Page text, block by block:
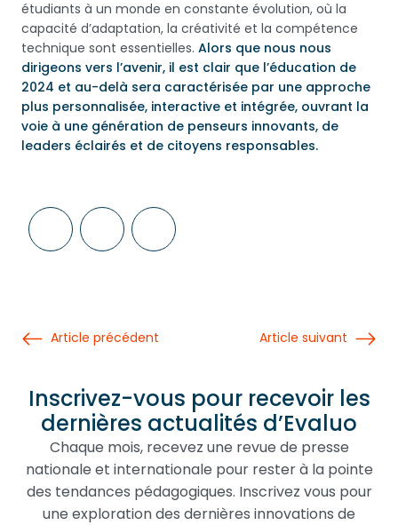
étudiants à un monde en constante évolution, où la
capacité d’adaptation, la créativité et la compétence
technique sont essentielles. Alors que nous nous
dirigeons vers l’avenir, il est clair que l’éducation de
2024 et au-delà sera caractérisée par une approche
plus personnalisée, interactive et intégrée, ouvrant la
voie à une génération de penseurs innovants, de
leaders éclairés et de citoyens responsables.
Article précédent Article suivant
Inscrivez-vous pour recevoir les
dernières actualités d’Evaluo
Chaque mois, recevez une revue de presse
nationale et internationale pour rester à la pointe
des tendances pédagogiques. Inscrivez vous pour
une exploration des dernières innovations de